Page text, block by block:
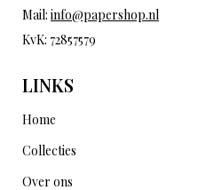
Mail: info@papershop.nl
KvK: 72857579
LINKS
Home
Collecties
Over ons